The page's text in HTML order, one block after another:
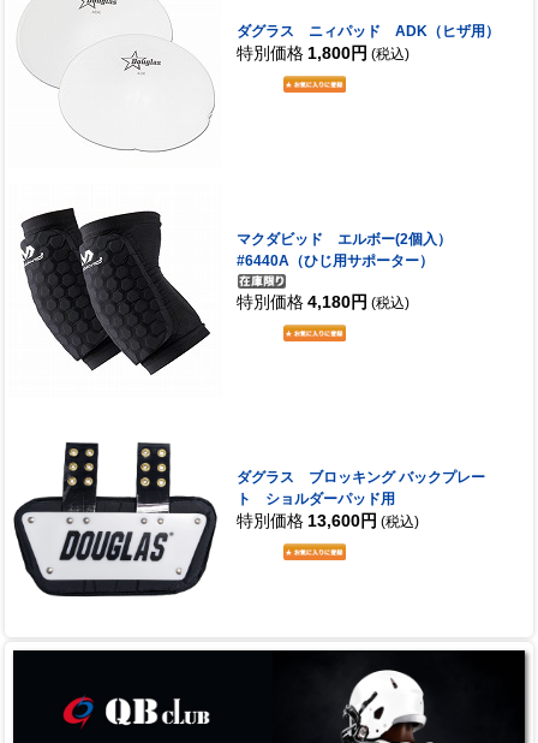
ダグラス ニィパッド ADK（ヒザ用）
特別価格 1,800円 (税込)
マクダビッド エルボー(2個入）
#6440A（ひじ用サポーター）
特別価格 4,180円 (税込)
ダグラス ブロッキング バックプレー
ト ショルダーパッド用
特別価格 13,600円 (税込)